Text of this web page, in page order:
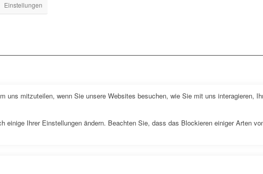
Einstellungen
mitzuteilen, wenn Sie unsere Websites besuchen, wie Sie mit uns interagieren,
Ihrer Einstellungen ändern. Beachten Sie, dass das Blockieren einiger Arten